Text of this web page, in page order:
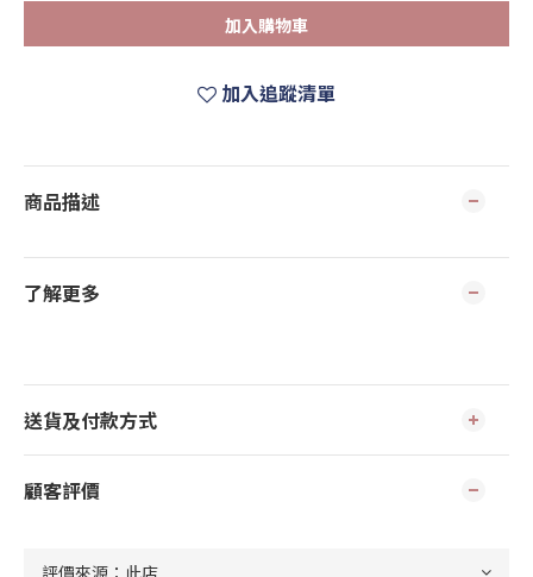
加入購物車
加入追蹤清單
商品描述
了解更多
送貨及付款方式
顧客評價